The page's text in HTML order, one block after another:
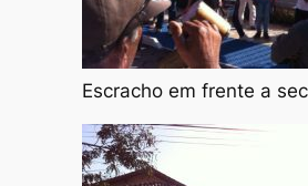
Escracho em frente a